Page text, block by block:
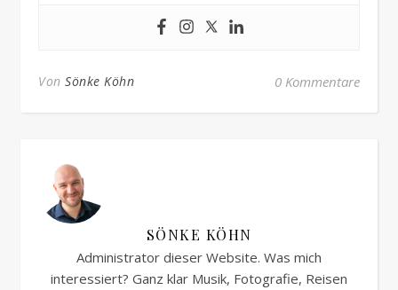
Von Sönke Köhn 0 Kommentare
SÖNKE KÖHN
Administrator dieser Website. Was mich
interessiert? Ganz klar Musik, Fotografie, Reisen